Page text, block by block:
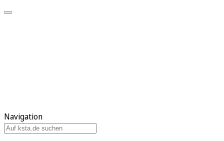
Navigation